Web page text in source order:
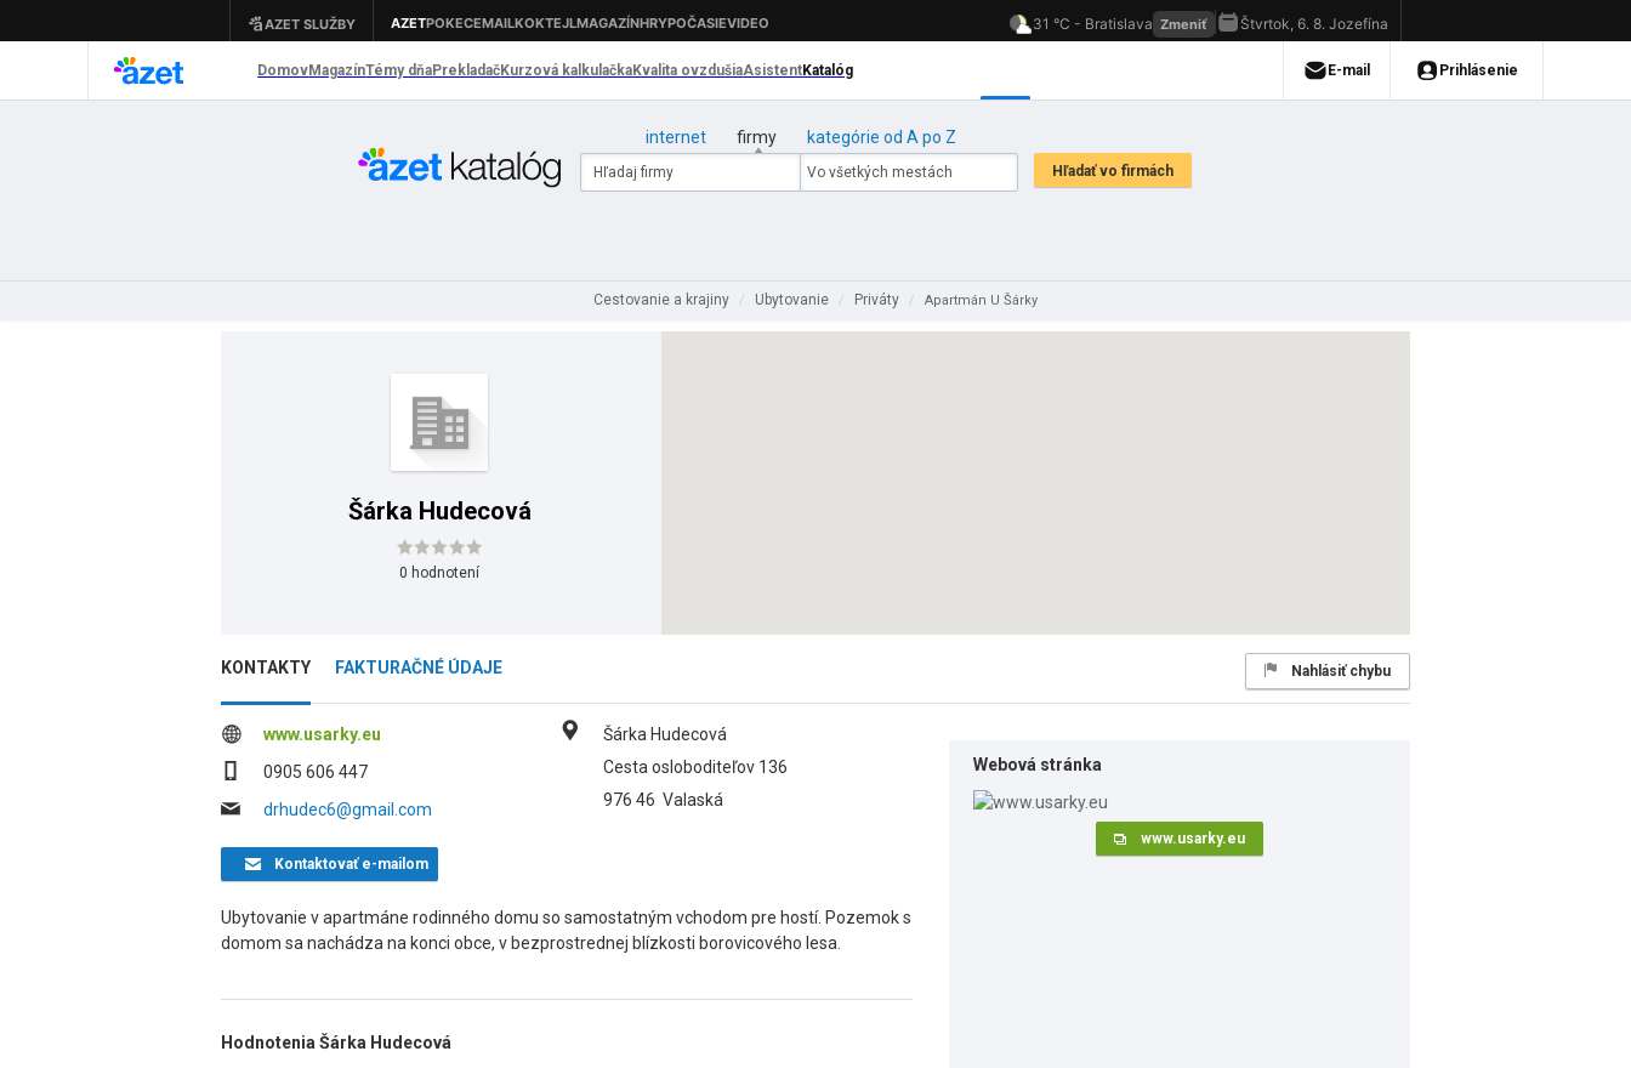
internet firmy kategórie od A po Z
Cestovanie a krajiny / Ubytovanie / Priváty / Apartmán U Šárky
Šárka Hudecová
0 hodnotení
KONTAKTY FAKTURAČNÉ ÚDAJE Nahlásiť chybu
www.usarky.eu
0905 606 447
drhudec6@gmail.com
Šárka Hudecová
Cesta osloboditeľov 136
976 46 Valaská
Kontaktovaťe-mailom
Ubytovanie v apartmáne rodinného domu so samostatným vchodom pre hostí. Pozemok s
domom sa nachádza na konci obce, v bezprostrednej blízkosti borovicového lesa.
Hodnotenia Šárka Hudecová
Webová stránka
www.usarky.eu